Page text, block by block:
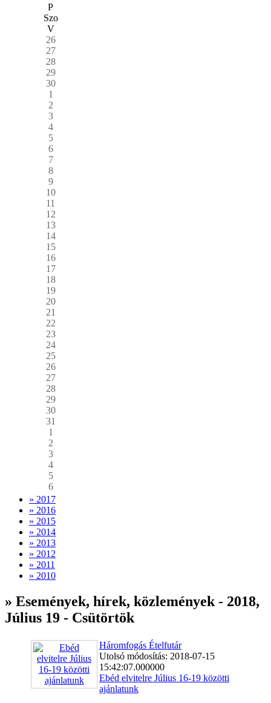
P
Szo
V
26
27
28
29
30
1
2
3
4
5
6
7
8
9
10
11
12
13
14
15
16
17
18
19
20
21
22
23
24
25
26
27
28
29
30
31
1
2
3
4
5
6
» 2017
» 2016
» 2015
» 2014
» 2013
» 2012
» 2011
» 2010
» Események, hírek, közlemények - 2018,
Július 19 - Csütörtök
Háromfogás Ételfutár
Utolsó módosítás: 2018-07-15
15:42:07.000000
Ebéd elvitelre Július 16-19 közötti
ajánlatunk